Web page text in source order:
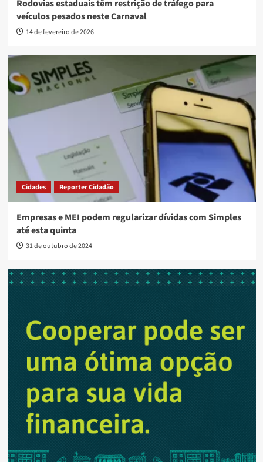
Rodovias estaduais têm restrição de tráfego para
veículos pesados neste Carnaval
14 de fevereiro de 2026
Cidades Reporter Cidadão
Empresas e MEI podem regularizar dívidas com Simples
até esta quinta
31 de outubro de 2024